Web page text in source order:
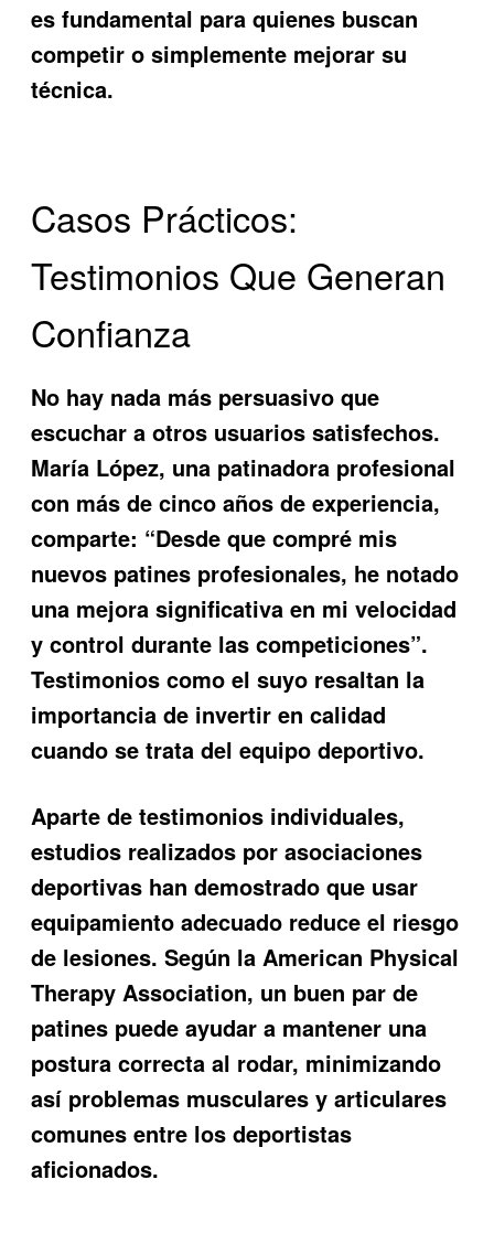
es fundamental para quienes buscan
competir o simplemente mejorar su
técnica.
Casos Prácticos:
Testimonios Que Generan
Confianza
No hay nada más persuasivo que
escuchar a otros usuarios satisfechos.
María López, una patinadora profesional
con más de cinco años de experiencia,
comparte: “Desde que compré mis
nuevos patines profesionales, he notado
una mejora significativa en mi velocidad
y control durante las competiciones”.
Testimonios como el suyo resaltan la
importancia de invertir en calidad
cuando se trata del equipo deportivo.
Aparte de testimonios individuales,
estudios realizados por asociaciones
deportivas han demostrado que usar
equipamiento adecuado reduce el riesgo
de lesiones. Según laAmerican Physical
Therapy Association, un buen par de
patines puede ayudar a mantener una
postura correcta al rodar, minimizando
así problemas musculares y articulares
comunes entre los deportistas
aficionados.